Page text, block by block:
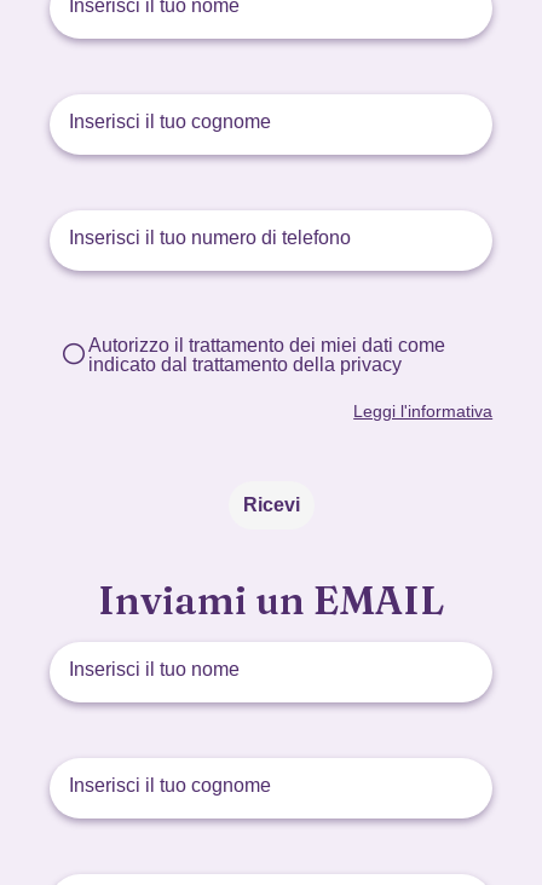
Autorizzo il trattamento dei miei dati come
indicato dal trattamento della privacy
Leggi l'informativa
Inviami un EMAIL